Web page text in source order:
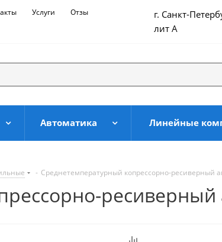
Услуги Отзывы
г. Санкт-
лит А
Автоматика Линейные
- Среднетемпературный копрессорно-ресиверный
ресиверный